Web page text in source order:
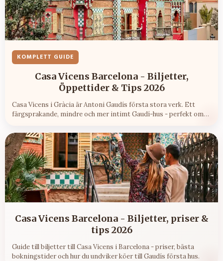
KOMPLETT GUIDE
Casa Vicens Barcelona - Biljetter,
Öppettider & Tips 2026
Casa Vicens i Gràcia är Antoni Gaudís första stora verk. Ett
färgsprakande, mindre och mer intimt Gaudí-hus - perfekt om
Casa Vicens Barcelona - Biljetter, priser &
tips 2026
Guide till biljetter till Casa Vicens i Barcelona - priser, bästa
bokningstider och hur du undviker köer till Gaudís första hus.